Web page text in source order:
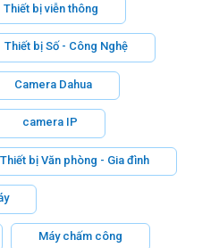
Thiết bị viễn thông
Thiết bị Số - Công Nghệ
Camera Dahua
camera IP
Thiết bị Văn phòng - Gia đình
Máy chấm công